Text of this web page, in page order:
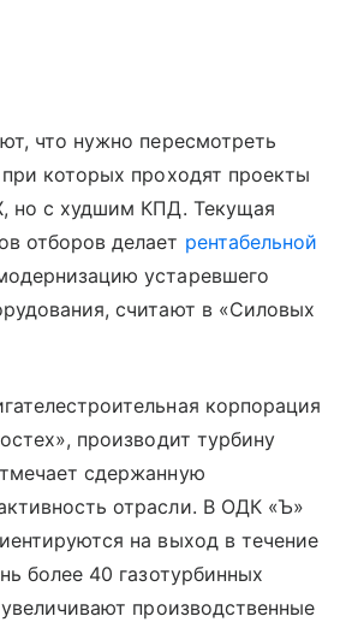
что нужно пересмотреть
которых проходят проекты
но с худшим КПД. Текущая
отборов делает рентабельной
устаревшего
считают в «Силовых
корпорация
производит турбину
сдержанную
отрасли. В ОДК «Ъ»
на выход в течение
более 40 газотурбинных
производственные